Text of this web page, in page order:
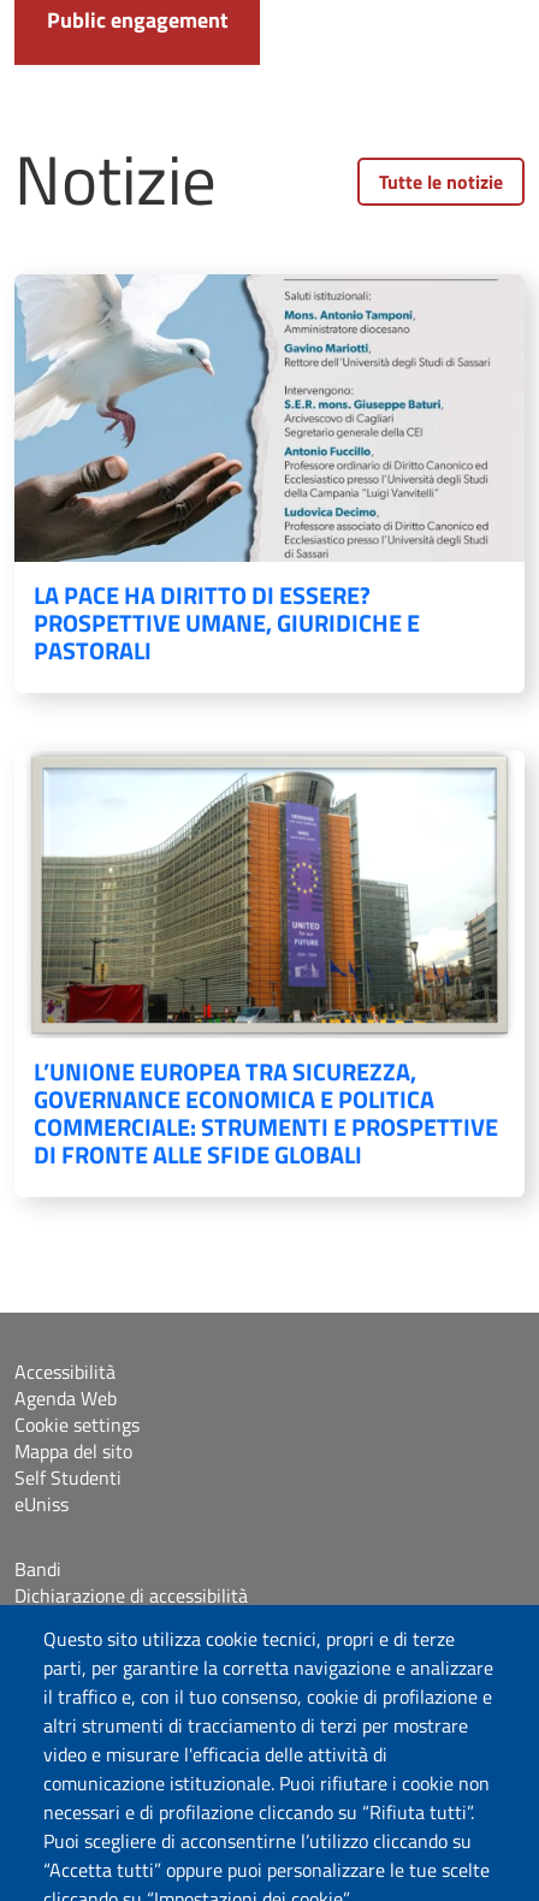
Questo sito utilizza cookie tecnici, propri e di terze
parti, per garantire la corretta navigazione e analizzare
il traffico e, con il tuo consenso, cookie di profilazione e
altri strumenti di tracciamento di terzi per mostrare
video e misurare l'efficacia delle attività di
comunicazione istituzionale. Puoi rifiutare i cookie non
necessari e di profilazione cliccando su “Rifiuta tutti”.
Puoi scegliere di acconsentirne l’utilizzo cliccando su
“Accetta tutti” oppure puoi personalizzare le tue scelte
Public engagement
Notizie
LA PACE HA DIRITTO DI ESSERE?
PROSPETTIVE UMANE, GIURIDICHE E
PASTORALI
L’UNIONE EUROPEA TRA SICUREZZA,
GOVERNANCE ECONOMICA E POLITICA
COMMERCIALE: STRUMENTI E PROSPETTIVE
DI FRONTE ALLE SFIDE GLOBALI
Tutte le notizie
Università degli Studi di Sassari
Dipartimento di Giurisprudenza
Viale Mancini 5, 07100 Sassari
Fax: +39 079 228941
Accessibilità
Agenda Web
Cookie settings
Mappa del sito
Self Studenti
eUniss
Bandi
Dichiarazione di accessibilità
Protocollo
Seguici su